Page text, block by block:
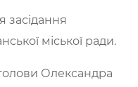
засідання
міської ради.
Олександра